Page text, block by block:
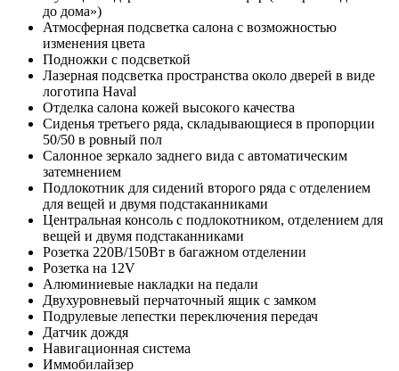
до дома»)
Атмосферная подсветка салона с возможностью
изменения цвета
Подножки c подсветкой
Лазерная подсветка пространства около дверей в виде
логотипа Haval
Отделка салона кожей высокого качества
Сиденья третьего ряда, складывающиеся в пропорции
50/50 в ровный пол
Салонное зеркало заднего вида с автоматическим
затемнением
Подлокотник для сидений второго ряда с отделением
для вещей и двумя подстаканниками
Центральная консоль с подлокотником, отделением для
вещей и двумя подстаканниками
Розетка 220В/150Вт в багажном отделении
Розетка на 12V
Алюминиевые накладки на педали
Двухуровневый перчаточный ящик с замком
Подрулевые лепестки переключения передач
Датчик дождя
Навигационная система
Иммобилайзер